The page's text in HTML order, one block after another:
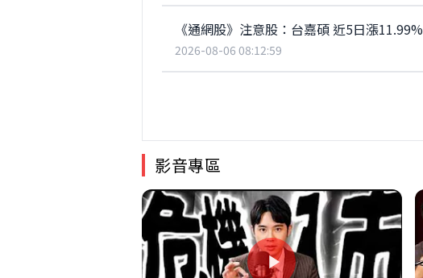
《通網股》注意股：台嘉碩 近5日漲11.99%
2026-08-06 08:12:59
影音專區